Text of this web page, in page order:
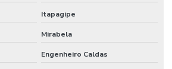
Itapagipe
Mirabela
Engenheiro Caldas